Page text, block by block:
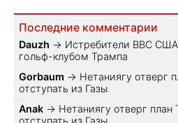
Последние комментарии
Dauzh → Истребители ВВС США
гольф-клубом Трампа
Gorbaum → Нетаниягу отверг
отступать из Газы
Anak → Нетаниягу отверг план
отступать из Газы